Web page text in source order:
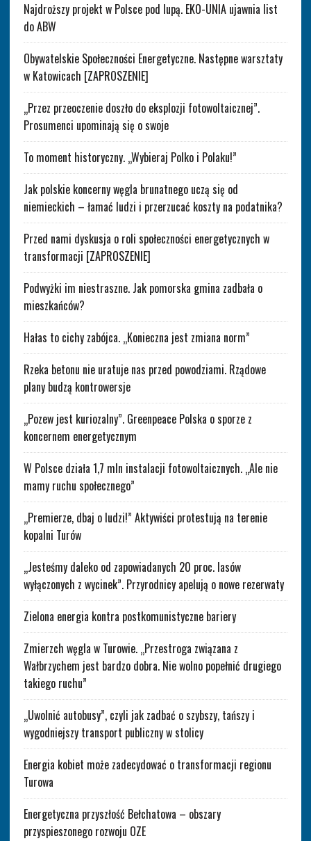
Najdroższy projekt w Polsce pod lupą. EKO-UNIA ujawnia list
do ABW
Obywatelskie Społeczności Energetyczne. Następne warsztaty
w Katowicach [ZAPROSZENIE]
„Przez przeoczenie doszło do eksplozji fotowoltaicznej”.
Prosumenci upominają się o swoje
To moment historyczny. „Wybieraj Polko i Polaku!”
Jak polskie koncerny węgla brunatnego uczą się od
niemieckich – łamać ludzi i przerzucać koszty na podatnika?
Przed nami dyskusja o roli społeczności energetycznych w
transformacji [ZAPROSZENIE]
Podwyżki im niestraszne. Jak pomorska gmina zadbała o
mieszkańców?
Hałas to cichy zabójca. „Konieczna jest zmiana norm”
Rzeka betonu nie uratuje nas przed powodziami. Rządowe
plany budzą kontrowersje
„Pozew jest kuriozalny”. Greenpeace Polska o sporze z
koncernem energetycznym
W Polsce działa 1,7 mln instalacji fotowoltaicznych. „Ale nie
mamy ruchu społecznego”
„Premierze, dbaj o ludzi!” Aktywiści protestują na terenie
kopalni Turów
„Jesteśmy daleko od zapowiadanych 20 proc. lasów
wyłączonych z wycinek”. Przyrodnicy apelują o nowe rezerwaty
Zielona energia kontra postkomunistyczne bariery
Zmierzch węgla w Turowie. „Przestroga związana z
Wałbrzychem jest bardzo dobra. Nie wolno popełnić drugiego
takiego ruchu”
„Uwolnić autobusy”, czyli jak zadbać o szybszy, tańszy i
wygodniejszy transport publiczny w stolicy
Energia kobiet może zadecydować o transformacji regionu
Turowa
Energetyczna przyszłość Bełchatowa – obszary
przyspieszonego rozwoju OZE